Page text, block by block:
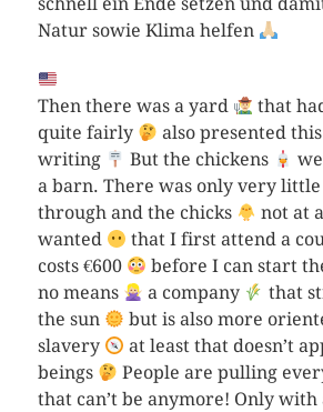
Natur sowie Klima helfen
Then there was a yard
that
quite fairly
also presented
writing
But the chickens
a barn. There was only very little
through and the chicks
not at
wanted
that I first attend a
costs €600
before I can start
no means
a company
that
the sun
but is also more
slavery
at least that doesn’t
beings
People are pulling
that can’t be anymore! Only with